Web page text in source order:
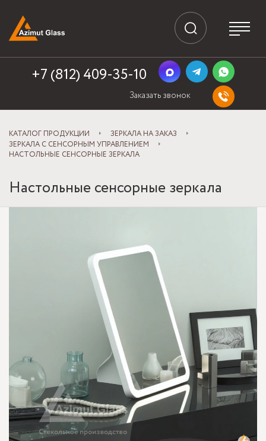
+7 (812) 409-35-10
Заказать звонок
КАТАЛОГ ПРОДУКЦИИ
ЗЕРКАЛА НА ЗАКАЗ
ЗЕРКАЛА С СЕНСОРНЫМ УПРАВЛЕНИЕМ
НАСТОЛЬНЫЕ СЕНСОРНЫЕ ЗЕРКАЛА
Настольные сенсорные зеркала